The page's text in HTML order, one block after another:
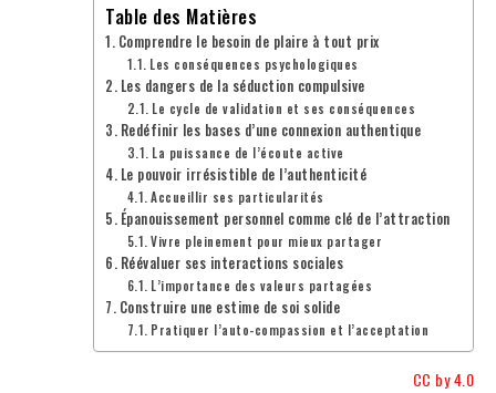
Table des Matières
Comprendre le besoin de plaire à tout prix
Les conséquences psychologiques
Les dangers de la séduction compulsive
Le cycle de validation et ses conséquences
Redéfinir les bases d’une connexion authentique
La puissance de l’écoute active
Le pouvoir irrésistible de l’authenticité
Accueillir ses particularités
Épanouissement personnel comme clé de l’attraction
Vivre pleinement pour mieux partager
Réévaluer ses interactions sociales
L’importance des valeurs partagées
Construire une estime de soi solide
Pratiquer l’auto-compassion et l’acceptation
CC by 4.0